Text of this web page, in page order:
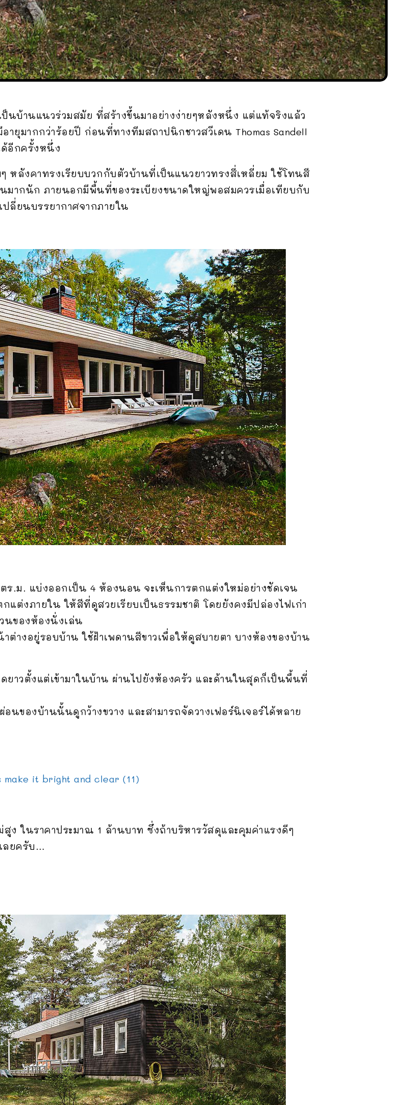
นบ้านแนวร่วมสมัย ที่สร้างขึ้นมาอย่างง่ายๆหลังหนึ่ง แต่แท้จริงแล้ว
ยุมากกว่าร้อยปี ก่อนที่ทางทีมสถาปนิกชาวสวีเดน Thomas Sandell
อีกครั้งหนึ่ง
หลังคาทรงเรียบบวกกับตัวบ้านที่เป็นแนวยาวทรงสี่เหลี่ยม ใช้โทนสี
นมากนัก ภายนอกมีพื้นที่ของระเบียงขนาดใหญ่พอสมควรเมื่อเทียบกับ
ลี่ยนบรรยากาศจากภายใน
.ม. แบ่งออกเป็น 4 ห้องนอน จะเห็นการตกแต่งใหม่อย่างชัดเจน
แต่งภายใน ให้สีที่ดูสวยเรียบเป็นธรรมชาติ โดยยังคงมีปล่องไฟเก่า
นของห้องนั่งเล่น
ต่างอยู่รอบบ้าน ใช้ฝ้าเพดานสีขาวเพื่อให้ดูสบายตา บางห้องของบ้าน
าวตั้งแต่เข้ามาในบ้าน ผ่านไปยังห้องครัว และด้านในสุดก็เป็นพื้นที่
นของบ้านนั้นดูกว้างขวาง และสามารถจัดวางเฟอร์นิเจอร์ได้หลาย
ง ในราคาประมาณ 1 ล้านบาท ซึ่งถ้าบริหารวัสดุและคุมค่าแรงดีๆ
ลยครับ…